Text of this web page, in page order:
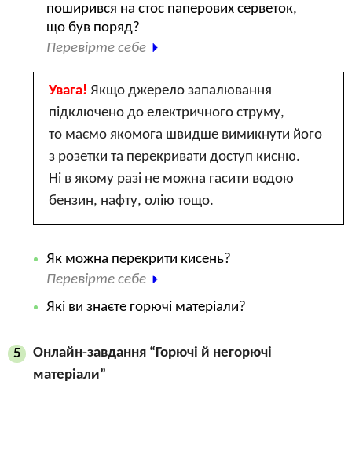
поширився на стос паперових серветок,
що був поряд?
Перевірте себе
Увага! Якщо джерело запалювання
підключено до електричного струму,
то маємо якомога швидше вимикнути його
з розетки та перекривати доступ кисню.
Ні в якому разі не можна гасити водою
бензин, нафту, олію тощо.
Як можна перекрити кисень?
Перевірте себе
Які ви знаєте горючі матеріали?
5
Онлайн-завдання “Горючі й негорючі
матеріали”